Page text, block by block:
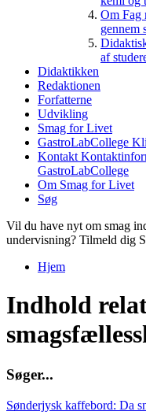
Om Fag
gennem
af
Didaktikken
Redaktionen
Forfatterne
Udvikling
Smag for Livet
GastroLabCollege
Kontakt
GastroLabCollege
Om Smag for Livet
Søg
Vil du have nyt om smag
undervisning? Tilmeld dig
Hjem
Indhold
Søger...
Sønderjysk kaffebord: Da